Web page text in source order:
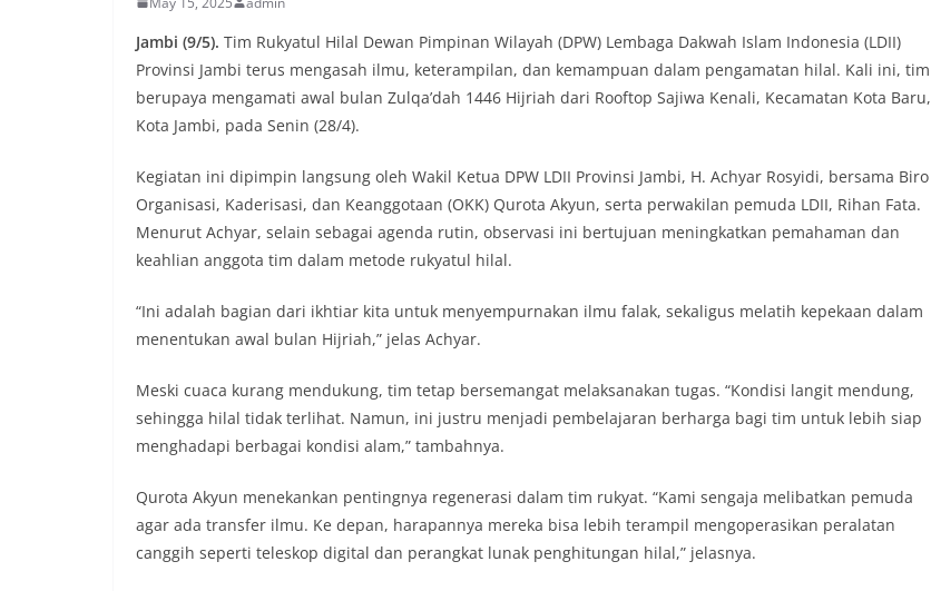
Jambi (9/5). Tim Rukyatul Hilal Dewan Pimpinan Wilayah (DPW) Lembaga Dakwah Islam Indonesia (LDII)
Provinsi Jambi terus mengasah ilmu, keterampilan, dan kemampuan dalam pengamatan hilal. Kali ini, tim
berupaya mengamati awal bulan Zulqa’dah 1446 Hijriah dari Rooftop Sajiwa Kenali, Kecamatan Kota Baru,
Kota Jambi, pada Senin (28/4).
Kegiatan ini dipimpin langsung oleh Wakil Ketua DPW LDII Provinsi Jambi, H. Achyar Rosyidi, bersama Biro
Organisasi, Kaderisasi, dan Keanggotaan (OKK) Qurota Akyun, serta perwakilan pemuda LDII, Rihan Fata.
Menurut Achyar, selain sebagai agenda rutin, observasi ini bertujuan meningkatkan pemahaman dan
keahlian anggota tim dalam metode rukyatul hilal.
“Ini adalah bagian dari ikhtiar kita untuk menyempurnakan ilmu falak, sekaligus melatih kepekaan dalam
menentukan awal bulan Hijriah,” jelas Achyar.
Meski cuaca kurang mendukung, tim tetap bersemangat melaksanakan tugas. “Kondisi langit mendung,
sehingga hilal tidak terlihat. Namun, ini justru menjadi pembelajaran berharga bagi tim untuk lebih siap
menghadapi berbagai kondisi alam,” tambahnya.
Qurota Akyun menekankan pentingnya regenerasi dalam tim rukyat. “Kami sengaja melibatkan pemuda
agar ada transfer ilmu. Ke depan, harapannya mereka bisa lebih terampil mengoperasikan peralatan
canggih seperti teleskop digital dan perangkat lunak penghitungan hilal,” jelasnya.